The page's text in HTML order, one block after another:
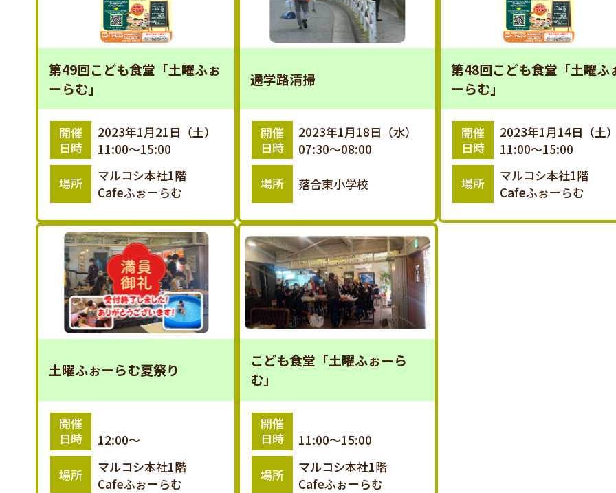
第49回こども食堂「土曜ふぉ
ーらむ」
開催
日時
2023年1月21日（土）
11:00～15:00
場所
マルコシ本社1階
Cafeふぉーらむ
通学路清掃
開催
日時
2023年1月18日（水）
07:30～08:00
場所 落合東小学校
第48回こども食堂「土曜ふ
ーらむ」
開催
日時
2023年1月14日（土）
11:00～15:00
場所
マルコシ本社1階
Cafeふぉーらむ
土曜ふぉーらむ夏祭り
開催
日時
12:00～
場所
マルコシ本社1階
Cafeふぉーらむ
こども食堂「土曜ふぉーら
む」
開催
日時
11:00～15:00
場所
マルコシ本社1階
Cafeふぉーらむ